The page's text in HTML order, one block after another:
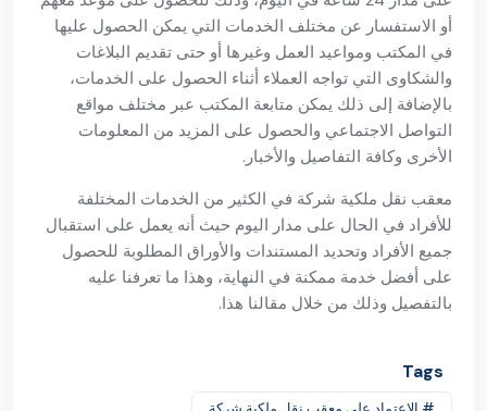
معقب نقل ملكية شركة
كيفية التواصل مع معقب
نقل ملكية شركة؟
معقب نقل ملكية شركة، ‏يمكن التواصل مع المكتب من خلال
الأرقام المخصصة لذلك والتي تستقبل جميع المكالمات الهاتفية
على مدار 24 ساعة في اليوم، وذلك للحصول على موعد معهم
أو الاستفسار عن مختلف الخدمات التي يمكن الحصول عليها
في المكتب ومواعيد العمل وغيرها أو حتى تقديم البلاغات
والشكاوى التي تواجه العملاء أثناء الحصول على الخدمات،
التواصل الاجتماعي والحصول على المزيد من المعلومات
الأخرى وكافة التفاصيل والأخبار.